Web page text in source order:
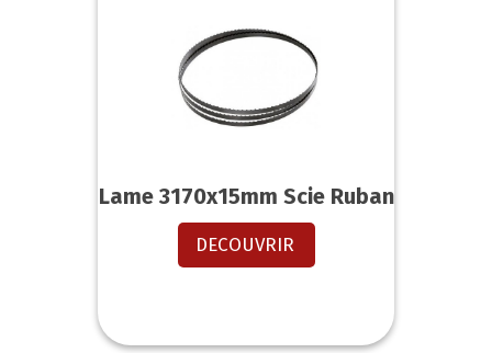
Lame 3170x15mm Scie Ruban
DECOUVRIR